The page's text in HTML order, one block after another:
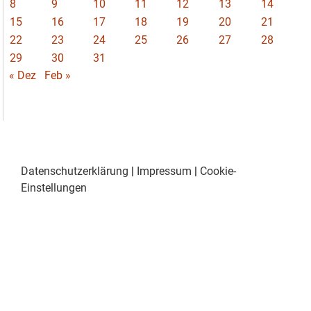
8 9 10 11 12 13
14
15
16 17 18 19 20
21
22
23 24 25 26 27
28
29
30
31
« Dez
Feb »
Datenschutzerklärung | Impressum | Cookie-
Einstellungen